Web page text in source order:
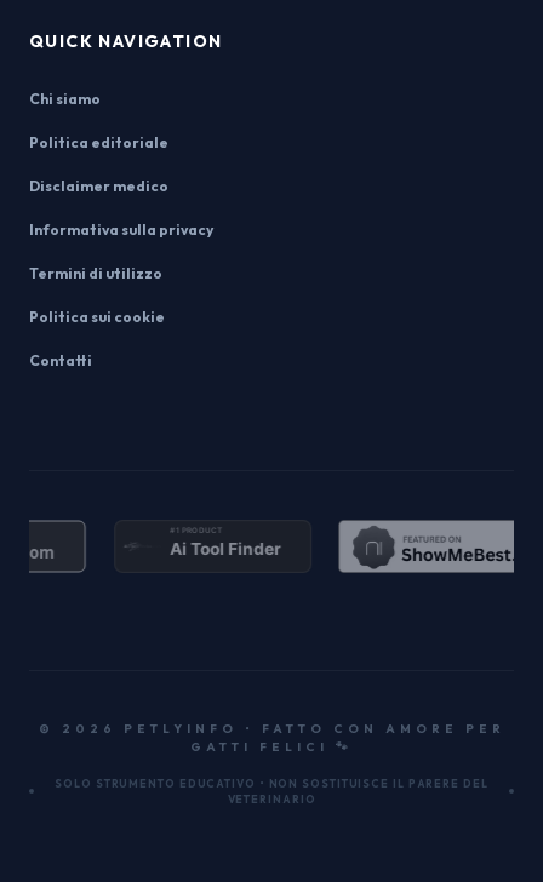
QUICK NAVIGATION
Chi siamo
Politica editoriale
Disclaimer medico
Informativa sulla privacy
Termini di utilizzo
Politica sui cookie
Contatti
© 2026 PETLYINFO • FATTO CON AMORE PER
GATTI FELICI 🐾
SOLO STRUMENTO EDUCATIVO • NON SOSTITUISCE IL PARERE DEL
VETERINARIO